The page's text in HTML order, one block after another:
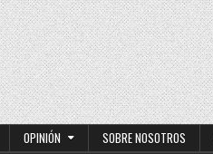
OPINIÓN SOBRE NOSOTROS